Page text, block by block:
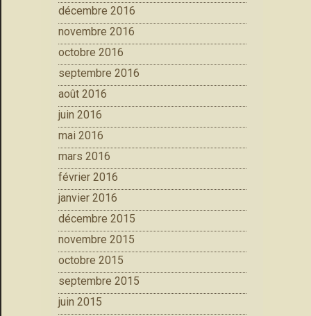
décembre 2016
novembre 2016
octobre 2016
septembre 2016
août 2016
juin 2016
mai 2016
mars 2016
février 2016
janvier 2016
décembre 2015
novembre 2015
octobre 2015
septembre 2015
juin 2015